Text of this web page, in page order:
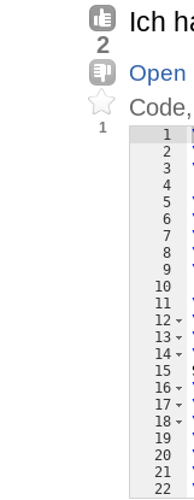
2
1
Ich
Open
1
2
3
4
5
6
7
8
9
10
11
12
13
14
15
16
17
18
19
20
21
22